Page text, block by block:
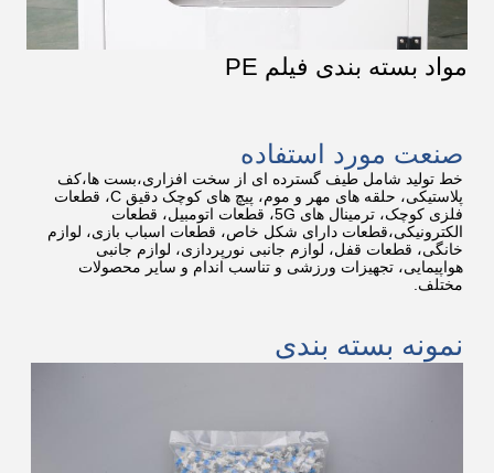
مواد بسته بندی فیلم PE
صنعت مورد استفاده
خط تولید شامل طیف گسترده ای از سخت افزاری،بست ها،کف
پلاستیکی، حلقه های مهر و موم، پیچ های کوچک دقیق C، قطعات
فلزی کوچک، ترمینال های 5G، قطعات اتومبیل، قطعات
الکترونیکی،قطعات دارای شکل خاص، قطعات اسباب بازی، لوازم
خانگی، قطعات قفل، لوازم جانبی نورپردازی، لوازم جانبی
هواپیمایی، تجهیزات ورزشی و تناسب اندام و سایر محصولات
مختلف.
نمونه بسته بندی